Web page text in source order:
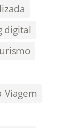
digital
Viagem